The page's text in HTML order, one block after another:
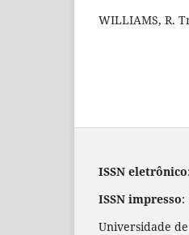
WILLIAMS, R.
ISSN eletrônico
ISSN impresso:
Universidade de